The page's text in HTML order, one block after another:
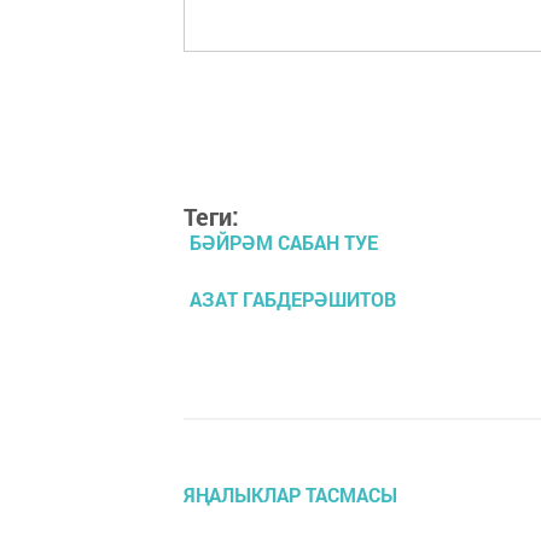
Теги:
БӘЙРӘМ САБАН ТУЕ
АЗАТ ГАБДЕРӘШИТОВ
ЯҢАЛЫКЛАР ТАСМАСЫ